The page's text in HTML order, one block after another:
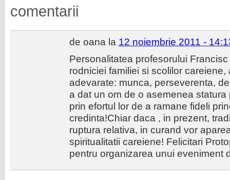
comentarii
de oana la 12 noiembrie 2011 -
Personalitatea profesorului
rodniciei familiei si scolilor
adevarate: munca, perseverenta,
a dat un om de o asemenea
prin efortul lor de a ramane fideli
credinta!Chiar daca , in prezent,
ruptura relativa, in curand vor
spiritualitatii careiene! Felicitari
pentru organizarea unui eveniment